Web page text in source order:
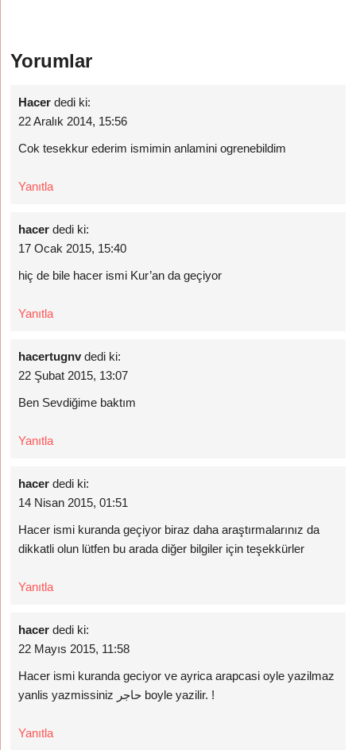
Yorumlar
Hacer dedi ki:
22 Aralık 2014, 15:56
Cok tesekkur ederim ismimin anlamini ogrenebildim
Yanıtla
hacer dedi ki:
17 Ocak 2015, 15:40
hiç de bile hacer ismi Kur’an da geçiyor
Yanıtla
hacertugnv dedi ki:
22 Şubat 2015, 13:07
Ben Sevdiğime baktım
Yanıtla
hacer dedi ki:
14 Nisan 2015, 01:51
Hacer ismi kuranda geçiyor biraz daha araştırmalarınız da
dikkatli olun lütfen bu arada diğer bilgiler için teşekkürler
Yanıtla
hacer dedi ki:
22 Mayıs 2015, 11:58
Hacer ismi kuranda geciyor ve ayrica arapcasi oyle yazilmaz
yanlis yazmissiniz حاجر boyle yazilir. !
Yanıtla